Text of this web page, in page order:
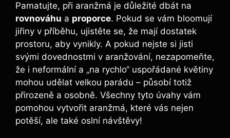
Pamatujte, při aranžmá je důležité dbát na
rovnováhu a proporce. Pokud se vám bloomují
jiřiny v příběhu, ujistěte se, že mají dostatek
prostoru, aby vynikly. A pokud nejste si jisti
svými dovednostmi v aranžování, nezapomeňte,
že i neformální a „na rychlo“ uspořádané květiny
mohou udělat velkou parádu – působí totiž
přirozeně a osobně. Všechny tyto úvahy vám
pomohou vytvořit aranžmá, které vás nejen
potěší, ale také oslní návštěvy!